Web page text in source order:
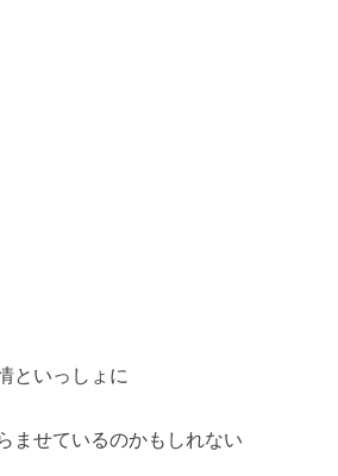
といっしょに
ませているのかもしれない